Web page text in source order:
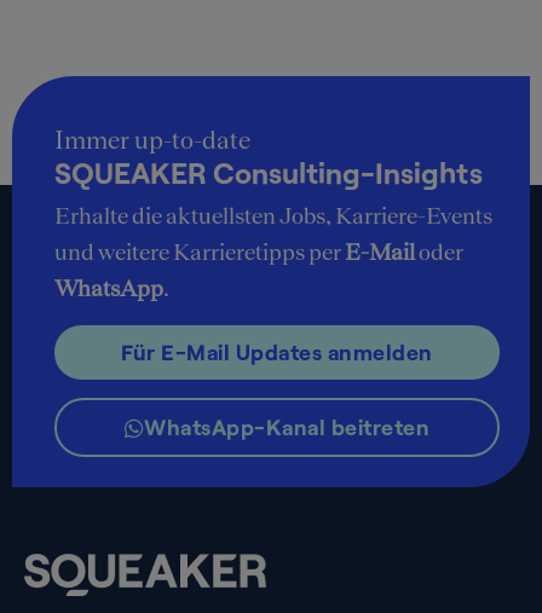
Immer up-to-date
SQUEAKER Consulting-Insights
Erhalte die aktuellsten Jobs, Karriere-Events
und weitere Karrieretipps perE-Mailoder
WhatsApp.
Für E-Mail Updates anmelden
WhatsApp-Kanal beitreten